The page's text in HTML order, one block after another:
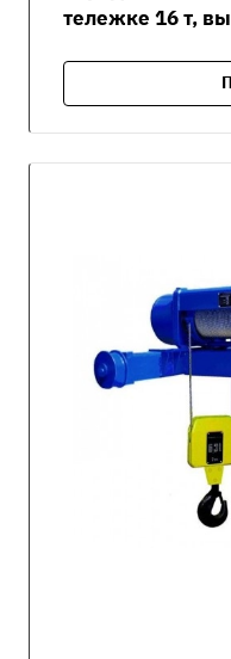
тележке 16 т,